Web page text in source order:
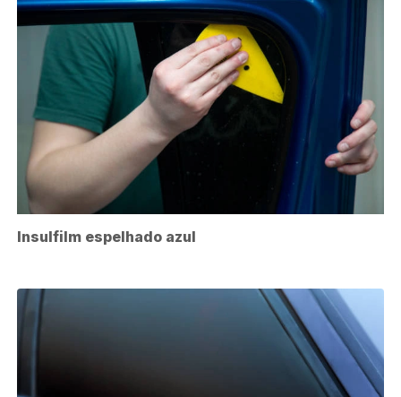
Insulfilm espelhado azul